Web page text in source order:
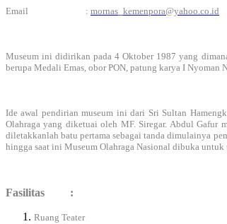
Email : mornas_kemenpora@yahoo.co.id
Museum ini didirikan pada 4 Oktober 1987 yang
berupa Medali Emas, obor PON, patung karya I
Ide awal pendirian museum ini dari Sri Sultan
Olahraga yang diketuai oleh MF. Siregar. Abdul Gafur
diletakkanlah batu pertama sebagai tanda dimulainya
hingga saat ini Museum Olahraga Nasional dibuka untuk
Fasilitas :
Ruang Teater